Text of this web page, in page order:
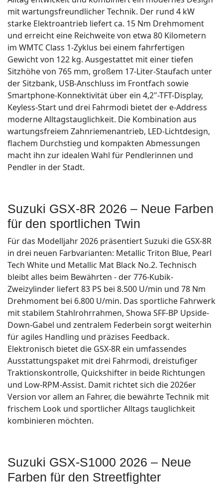
mit wartungsfreundlicher Technik. Der rund 4 kW
starke Elektroantrieb liefert ca. 15 Nm Drehmoment
und erreicht eine Reichweite von etwa 80 Kilometern
im WMTC Class 1-Zyklus bei einem fahrfertigen
Gewicht von 122 kg. Ausgestattet mit einer tiefen
Sitzhöhe von 765 mm, großem 17-Liter-Staufach unter
der Sitzbank, USB-Anschluss im Frontfach sowie
Smartphone-Konnektivität über ein 4,2"-TFT-Display,
Keyless-Start und drei Fahrmodi bietet der e-Address
moderne Alltagstauglichkeit. Die Kombination aus
wartungsfreiem Zahnriemenantrieb, LED-Lichtdesign,
flachem Durchstieg und kompakten Abmessungen
macht ihn zur idealen Wahl für Pendlerinnen und
Pendler in der Stadt.
Suzuki GSX-8R 2026 – Neue Farben
für den sportlichen Twin
Für das Modelljahr 2026 präsentiert Suzuki die GSX-8R
in drei neuen Farbvarianten: Metallic Triton Blue, Pearl
Tech White und Metallic Mat Black No.2. Technisch
bleibt alles beim Bewährten - der 776-Kubik-
Zweizylinder liefert 83 PS bei 8.500 U/min und 78 Nm
Drehmoment bei 6.800 U/min. Das sportliche Fahrwerk
mit stabilem Stahlrohrrahmen, Showa SFF-BP Upside-
Down-Gabel und zentralem Federbein sorgt weiterhin
für agiles Handling und präzises Feedback.
Elektronisch bietet die GSX-8R ein umfassendes
Ausstattungspaket mit drei Fahrmodi, dreistufiger
Traktionskontrolle, Quickshifter in beide Richtungen
und Low-RPM-Assist. Damit richtet sich die 2026er
Version vor allem an Fahrer, die bewährte Technik mit
frischem Look und sportlicher Alltags tauglichkeit
kombinieren möchten.
Suzuki GSX-S1000 2026 – Neue
Farben für den Streetfighter